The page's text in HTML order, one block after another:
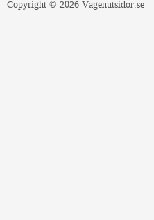
Copyright © 2026 Vagenutsidor.se